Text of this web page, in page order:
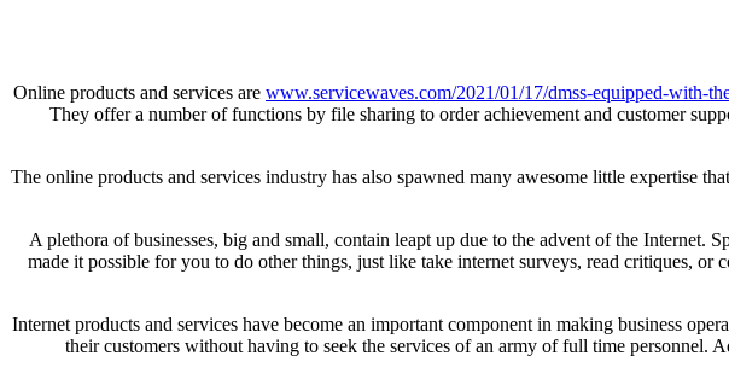
Online products and services are www.servicewaves.com/2021/01/17/dmss-equipped-with-
They offer a number of functions by file sharing to order achievement and customer
The online products and services industry has also spawned many awesome little expertise
A plethora of businesses, big and small, contain leapt up due to the advent of the Internet.
made it possible for you to do other things, just like take internet surveys, read critiques,
Internet products and services have become an important component in making business
their customers without having to seek the services of an army of full time personnel.